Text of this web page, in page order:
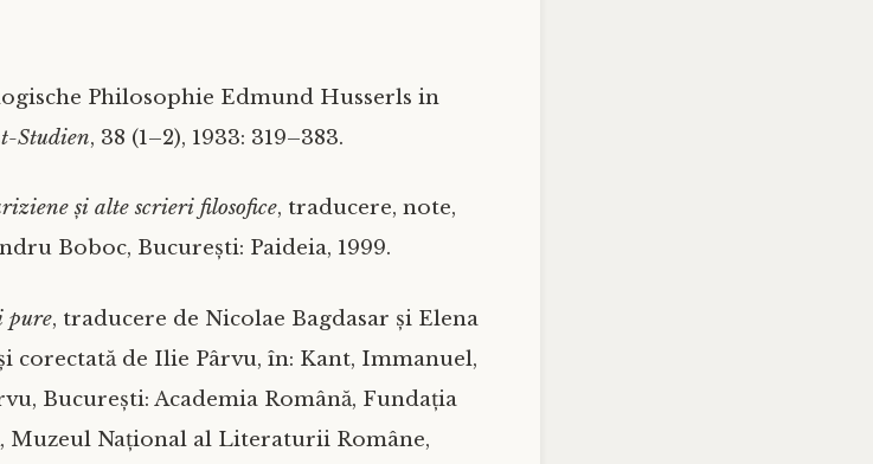
Philosophie Edmund Husserls in
Studien, 38 (1–2), 1933: 319–383.
și alte scrieri filosofice, traducere, note,
Boboc, București: Paideia, 1999.
pure, traducere de Nicolae Bagdasar și Elena
corectată de Ilie Pârvu, în: Kant, Immanuel,
București: Academia Română, Fundația
Muzeul Național al Literaturii Române,